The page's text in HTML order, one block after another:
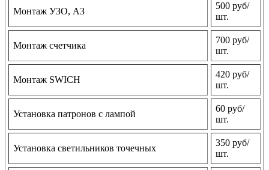
Монтаж УЗО, АЗ
500 руб/
шт.
Монтаж счетчика
700 руб/
шт.
Монтаж SWICH
420 руб/
шт.
Установка патронов с лампой
60 руб/
шт.
Установка светильников точечных
350 руб/
шт.